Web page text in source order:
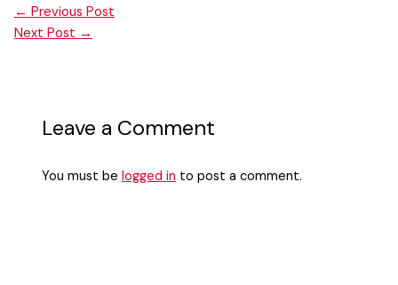
← Previous Post
Next Post →
Leave a Comment
You must belogged in to post a comment.